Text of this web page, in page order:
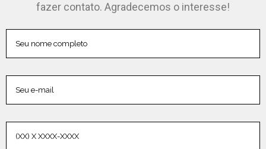
fazer contato. Agradecemos o interesse!